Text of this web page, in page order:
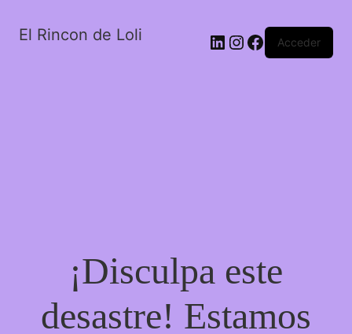
El Rincon de Loli LinkedIn
Instagram
FacebookAcceder
¡Disculpa este
desastre! Estamos